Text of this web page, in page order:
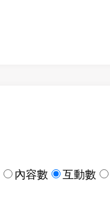
內容數 互動數